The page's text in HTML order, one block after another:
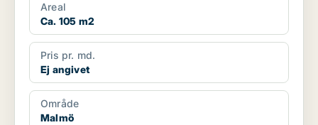
Areal
Ca. 105 m2
Pris pr. md.
Ej angivet
Område
Malmö